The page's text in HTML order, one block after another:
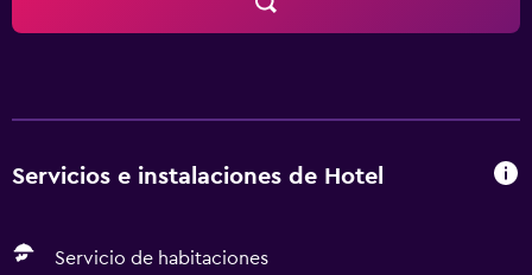
Servicios e instalaciones de Hotel
Servicio de habitaciones